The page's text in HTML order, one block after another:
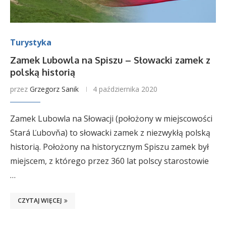
Turystyka
Zamek Lubowla na Spiszu – Słowacki zamek z
polską historią
przez Grzegorz Sanik 4 października 2020
Zamek Lubowla na Słowacji (położony w miejscowości
Stará Ľubovňa) to słowacki zamek z niezwykłą polską
historią. Położony na historycznym Spiszu zamek był
miejscem, z którego przez 360 lat polscy starostowie
…
CZYTAJ WIĘCEJ